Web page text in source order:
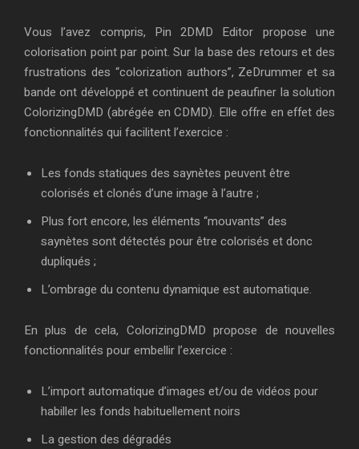
Vous l’avez compris, Pin 2DMD Editor propose une
colorisation point par point. Sur la base des retours et des
frustrations des “colorization authors”, ZeDrummer et sa
bande ont développé et continuent de peaufiner la solution
ColorizingDMD (abrégée en CDMD). Elle offre en effet des
fonctionnalités qui facilitent l’exercice :
Les fonds statiques des saynètes peuvent être
colorisés et clonés d’une image à l’autre ;
Plus fort encore, les éléments “mouvants” des
saynètes sont détectés pour être colorisés et donc
dupliqués ;
L’ombrage du contenu dynamique est automatique.
En plus de cela, ColorizingDMD propose de nouvelles
fonctionnalités pour embellir l’exercice :
L’import automatique d’images et/ou de vidéos pour
habiller les fonds habituellement noirs
La gestion des dégradés